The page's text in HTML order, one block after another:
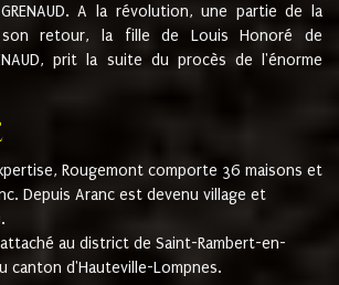
A la révolution, une partie de la
son retour, la fille de Louis Honoré de
prit la suite du procès de l'énorme
Rougemont comporte 36 maisons et
Depuis Aranc est devenu village et
au district de Saint-Rambert-en-
canton d'Hauteville-Lompnes.